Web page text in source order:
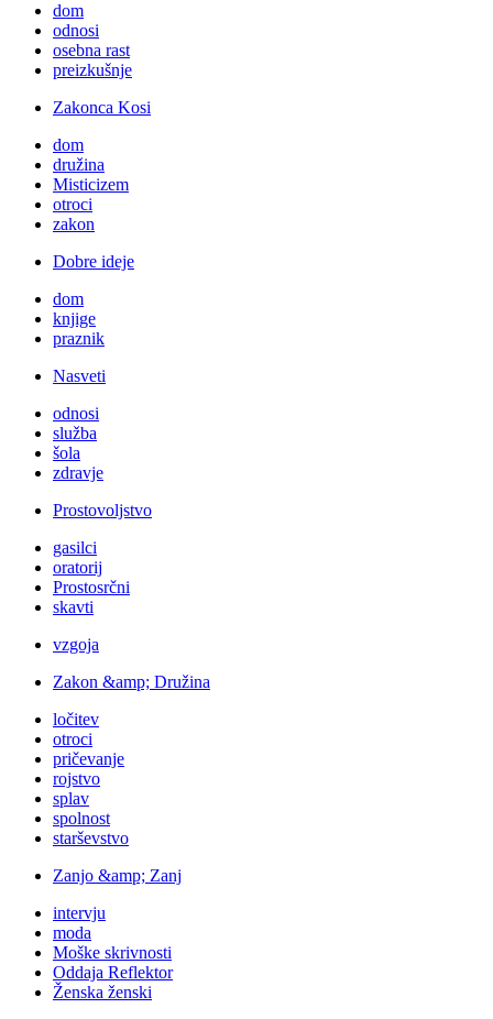
dom
odnosi
osebna rast
preizkušnje
Zakonca Kosi
dom
družina
Misticizem
otroci
zakon
Dobre ideje
dom
knjige
praznik
Nasveti
odnosi
služba
šola
zdravje
Prostovoljstvo
gasilci
oratorij
Prostosrčni
skavti
vzgoja
Zakon &amp; Družina
ločitev
otroci
pričevanje
rojstvo
splav
spolnost
starševstvo
Zanjo &amp; Zanj
intervju
moda
Moške skrivnosti
Oddaja Reflektor
Ženska ženski